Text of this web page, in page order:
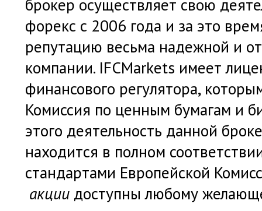
брокер осуществляет свою
форекс с 2006 года и за это
репутацию весьма надежной и
компании. IFCMarkets имеет
финансового регулятора,
Комиссия по ценным бумагам и
этого деятельность данной
находится в полном
стандартами Европейской
акции доступны любому